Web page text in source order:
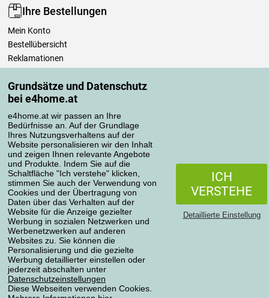
Grundsätze und Datenschutz
bei e4home.at
e4home.at wir passen an Ihre
Bedürfnisse an. Auf der Grundlage
Ihres Nutzungsverhaltens auf der
Website personalisieren wir den Inhalt
und zeigen Ihnen relevante Angebote
und Produkte. Indem Sie auf die
Schaltfläche "Ich verstehe" klicken,
stimmen Sie auch der Verwendung von
Cookies und der Übertragung von
Daten über das Verhalten auf der
Website für die Anzeige gezielter
Werbung in sozialen Netzwerken und
Werbenetzwerken auf anderen
Websites zu. Sie können die
Personalisierung und die gezielte
Werbung detaillierter einstellen oder
jederzeit abschalten unter
Datenschutzeinstellungen
Diese Webseiten verwenden Cookies.
ICH
VERSTEHE
Detaillierte Einstellung
Ihre Bestellungen
Mein Konto
Bestellübersicht
Reklamationen
Einfach mehr wissen
Richtlinien zur Verarbeitung von Bewertungen
Transportarten
Zahlungsmethoden
Datenschutzerklärung